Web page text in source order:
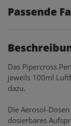
Passende
Das Pipercross
jeweils 100ml
dazu.
Die Aerosol-
dosierbares